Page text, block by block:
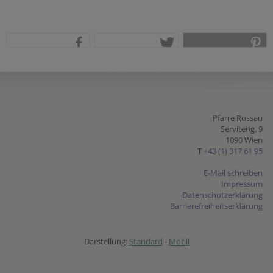
Pfarre Rossau
Serviteng. 9
1090 Wien
T +43 (1) 317 61 95
E-Mail schreiben
Impressum
Datenschutzerklärung
Barrierefreiheitserklärung
Darstellung: Standard - Mobil